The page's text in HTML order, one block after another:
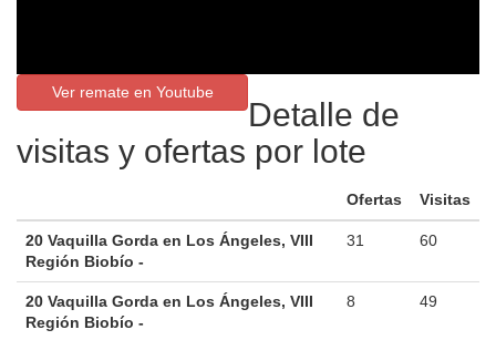
Ver remate en Youtube
Detalle de
visitas y ofertas por lote
Ofertas Visitas
20 Vaquilla Gorda en Los Ángeles, VIII
Región Biobío -
31 60
20 Vaquilla Gorda en Los Ángeles, VIII
Región Biobío -
8 49